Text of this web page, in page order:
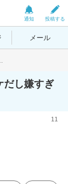
投稿する
通知
メール
だし嫌すぎ
11